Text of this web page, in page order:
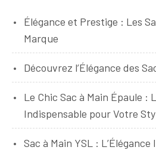
Élégance et Prestige : Les
Marque
Découvrez l’Élégance des
Le Chic Sac à Main Épaule :
Indispensable pour Votre
Sac à Main YSL :